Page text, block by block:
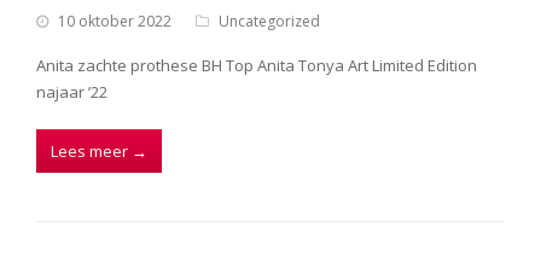
10 oktober 2022 Uncategorized
Anita zachte prothese BH Top Anita Tonya Art Limited Edition
najaar ’22
Lees meer →